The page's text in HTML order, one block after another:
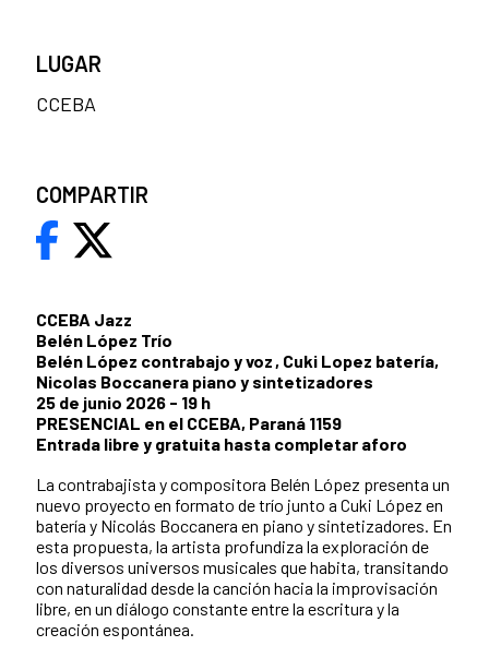
CCEBA Jazz
Belén López Trío
Belén López contrabajo y voz , Cuki Lopez batería,
Nicolas Boccanera piano y sintetizadores
25 de junio 2026 - 19 h
PRESENCIAL en el CCEBA, Paraná 1159
Entrada libre y gratuita hasta completar aforo
La contrabajista y compositora Belén López presenta un
nuevo proyecto en formato de trío junto a Cuki López en
batería y Nicolás Boccanera en piano y sintetizadores. En
esta propuesta, la artista profundiza la exploración de
los diversos universos musicales que habita, transitando
con naturalidad desde la canción hacia la improvisación
libre, en un diálogo constante entre la escritura y la
creación espontánea.
LUGAR
CCEBA
COMPARTIR